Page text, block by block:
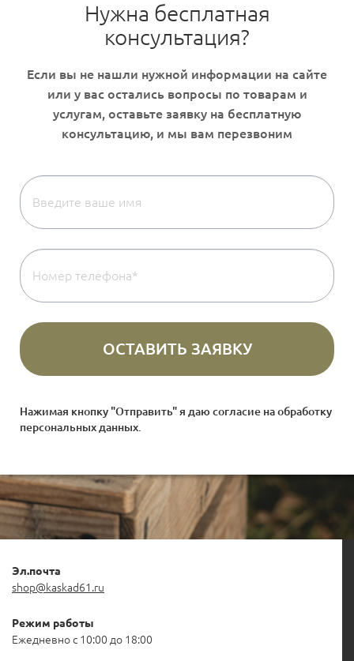
Нужна бесплатная
консультация?
Нажимая кнопку "Отправить" я даю согласие наобработку
персональных данных
Эл.почта
shop@kaskad61.ru
Режим работы
Ежедневно с 10:00 до 18:00